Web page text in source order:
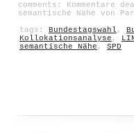
comments: Kommentare
semantische Nähe von
tags: Bundestagswahl ,
Kollokationsanalyse ,
semantische Nähe , SPD